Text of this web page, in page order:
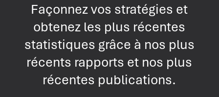
Façonnez vos stratégies et
obtenez les plus récentes
statistiques grâce à nos plus
récents rapports et nos plus
récentes publications.